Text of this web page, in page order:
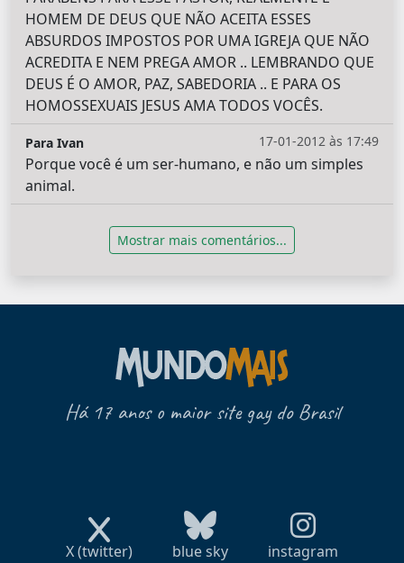
HOMEM DE DEUS QUE NÃO ACEITA ESSES
ABSURDOS IMPOSTOS POR UMA IGREJA QUE NÃO
ACREDITA E NEM PREGA AMOR .. LEMBRANDO QUE
DEUS É O AMOR, PAZ, SABEDORIA .. E PARA OS
HOMOSSEXUAIS JESUS AMA TODOS VOCÊS.
17-01-2012 às 17:49
Para Ivan
Porque você é um ser-humano, e não um simples
animal.
Mostrar mais comentários...
Há 17 anos o maior site gay do Brasil
X (twitter) blue sky instagram